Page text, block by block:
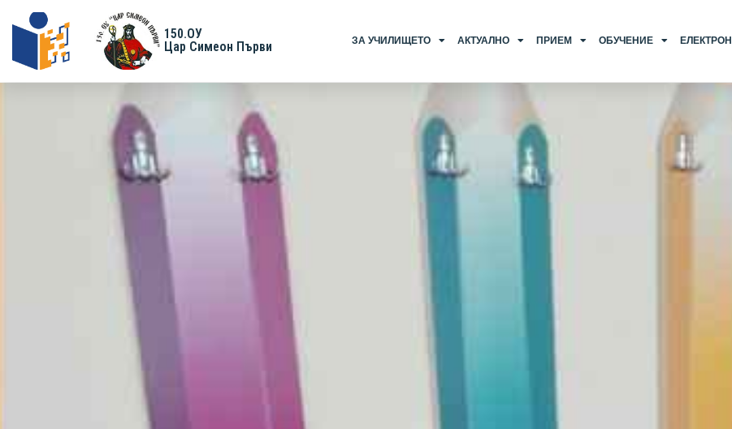
150.ОУ
Цар Симеон Първи
ЗА УЧИЛИЩЕТО АКТУАЛНО ПРИЕМ ОБУЧЕНИЕ